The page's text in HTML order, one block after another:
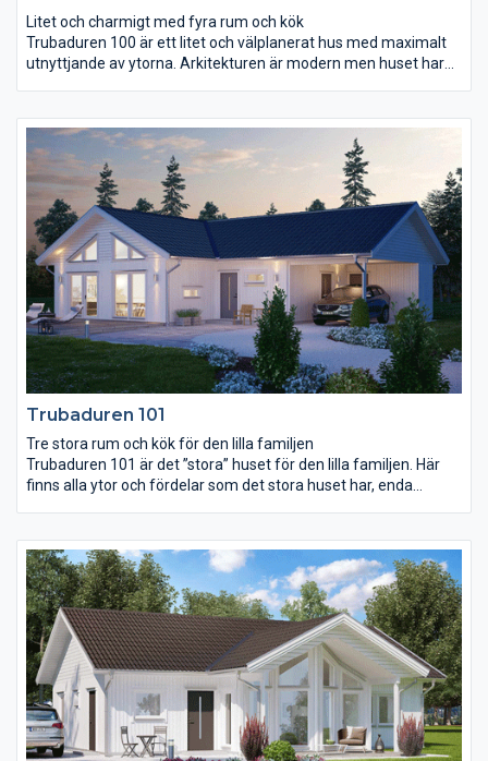
Litet och charmigt med fyra rum och kök
Trubaduren 100 är ett litet och välplanerat hus med maximalt
utnyttjande av ytorna. Arkitekturen är modern men huset har
mot trädgårdssidan och spetsfönstret som går ända upp till det
öppna snedtaket skapar rikligt med ljus. Rundgångsmöjligheten
mellan hall, kök och vardagsrum ger huset ytterligare en
dimension. Tre sovrum, wc, badrum och ett rum för klädvård
med groventré gör huset praktiskt och funktionellt.
Trubaduren 101
Tre stora rum och kök för den lilla familjen
Trubaduren 101 är det ”stora” huset för den lilla familjen. Här
finns alla ytor och fördelar som det stora huset har, enda
både ett extra stort badrum och ett wc med dusch. Över
vardagsrum och kök breder ett öppet ryggåstak ut sig och de
höga spetsfönstren får rummen att bada i ljus. Notera att kök,
vardagsrum och terrassdörrar ligger mot framsidan.